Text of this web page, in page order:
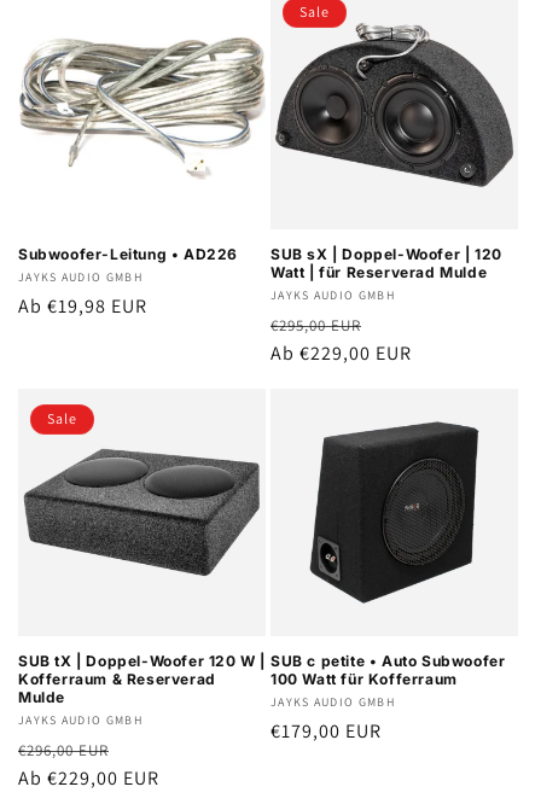
Subwoofer-Leitung • AD226
Anbieter:
JAYKS AUDIO GMBH
Normaler
Ab €19,98 EUR
Sale
SUB sX | Doppel-Woofer | 120
Watt | für Reserverad Mulde
Anbieter:
JAYKS AUDIO GMBH
Normaler
Preis
€295,00 EUR
Ab €229,00 EUR
Sale
SUB tX | Doppel-Woofer 120 W |
Kofferraum & Reserverad
Mulde
Anbieter:
JAYKS AUDIO GMBH
Normaler
Preis
€296,00 EUR
Ab €229,00 EUR
SUB c petite • Auto Subwoofer
100 Watt für Kofferraum
Anbieter:
JAYKS AUDIO GMBH
Normaler
€179,00 EUR